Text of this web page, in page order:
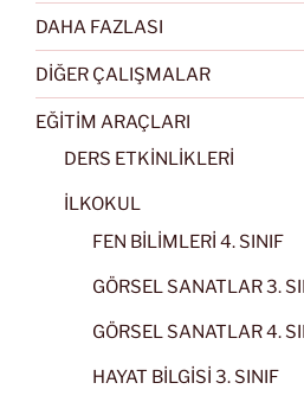
DAHA FAZLASI
DİĞER ÇALIŞMALAR
EĞİTİM ARAÇLARI
DERS ETKİNLİKLERİ
İLKOKUL
FEN BİLİMLERİ 4. SINIF
GÖRSEL SANATLAR 3.
GÖRSEL SANATLAR 4.
HAYAT BİLGİSİ 3. SINIF